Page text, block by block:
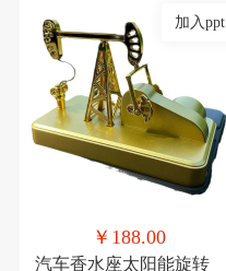
加入ppt
￥188.00
汽车香水座太阳能旋转